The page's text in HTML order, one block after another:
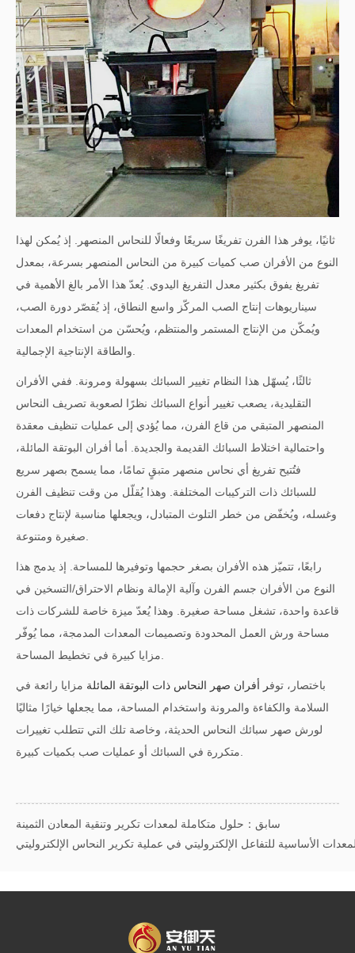
ثانيًا، يوفر هذا الفرن تفريغًا سريعًا وفعالًا للنحاس المنصهر. إذ يُمكن لهذا
النوع من الأفران صب كميات كبيرة من النحاس المنصهر بسرعة، بمعدل
تفريغ يفوق بكثير معدل التفريغ اليدوي. يُعدّ هذا الأمر بالغ الأهمية في
سيناريوهات إنتاج الصب المركّز واسع النطاق، إذ يُقصّر دورة الصب،
ويُمكّن من الإنتاج المستمر والمنتظم، ويُحسّن من استخدام المعدات
ثالثًا، يُسهّل هذا النظام تغيير السبائك بسهولة ومرونة. ففي الأفران
التقليدية، يصعب تغيير أنواع السبائك نظرًا لصعوبة تصريف النحاس
المنصهر المتبقي من قاع الفرن، مما يُؤدي إلى عمليات تنظيف معقدة
واحتمالية اختلاط السبائك القديمة والجديدة. أما أفران البوتقة المائلة،
فتُتيح تفريغ أي نحاس منصهر متبقٍ تمامًا، مما يسمح بصهر سريع
للسبائك ذات التركيبات المختلفة. وهذا يُقلّل من وقت تنظيف الفرن
وغسله، ويُخفّض من خطر التلوث المتبادل، ويجعلها مناسبة لإنتاج دفعات
رابعًا، تتميّز هذه الأفران بصغر حجمها وتوفيرها للمساحة. إذ يدمج هذا
النوع من الأفران جسم الفرن وآلية الإمالة ونظام الاحتراق/التسخين في
قاعدة واحدة، تشغل مساحة صغيرة. وهذا يُعدّ ميزة خاصة للشركات ذات
مساحة ورش العمل المحدودة وتصميمات المعدات المدمجة، مما يُوفّر
باختصار، توفر أفران صهر النحاس ذات البوتقة المائلة مزايا رائعة في
السلامة والكفاءة والمرونة واستخدام المساحة، مما يجعلها خيارًا مثاليًا
لورش صهر سبائك النحاس الحديثة، وخاصة تلك التي تتطلب تغييرات
سابق：حلول متكاملة لمعدات تكرير وتنقية المعادن الثمينة
الأساسية للتفاعل الإلكتروليتي في عملية تكرير النحاس الإلكتروليتي